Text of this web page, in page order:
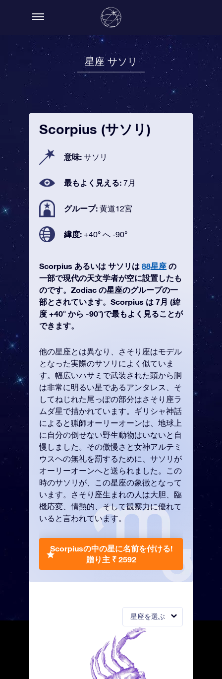
星座 サソリ
星座を選ぶ
Scorpius (サソリ)
意味: サソリ
最もよく見える: 7月
グループ: 黄道12宮
緯度: +40° へ -90°
Scorpius あるいは サソリは 88星座 の
一部で現代の天文学者が空に設置したも
のです。Zodiac の星座のグループの一
部とされています。Scorpius は 7月 (緯
度 +40° から -90°)で最もよく見ることが
できます。
他の星座とは異なり、さそり座はモデル
となった実際のサソリによく似ていま
す。幅広いハサミで武装された頭から胴
は非常に明るい星であるアンタレス、そ
してねじれた尾っぽの部分はさそり座ラ
ムダ星で描かれています。ギリシャ神話
によると猟師オーリーオーンは、地球上
に自分の倒せない野生動物はいないと自
慢しました。その傲慢さと女神アルテミ
ウスヘの無礼を罰するために、サソリが
オーリーオーンへと送られました。この
時のサソリが、この星座の象徴となって
います。さそり座生まれの人は大胆、臨
機応変、情熱的、そして観察力に優れて
いると言われています。
Scorpiusの中の星に名前を付ける!
贈り主 ₹ 2592